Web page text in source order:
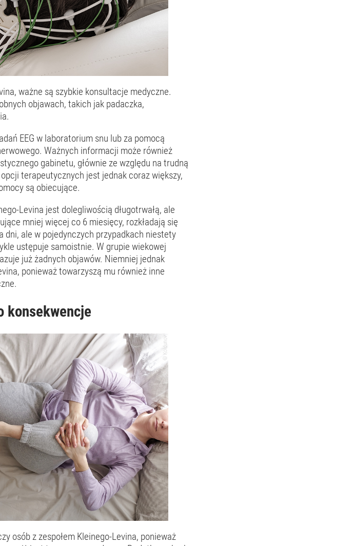
ważne są szybkie konsultacje medyczne.
objawach, takich jak padaczka,
EEG w laboratorium snu lub za pomocą
Ważnych informacji może również
gabinetu, głównie ze względu na trudną
terapeutycznych jest jednak coraz większy,
są obiecujące.
Levina jest dolegliwością długotrwałą, ale
mniej więcej co 6 miesięcy, rozkładają się
dni, ale w pojedynczych przypadkach niestety
ustępuje samoistnie. W grupie wiekowej
już żadnych objawów. Niemniej jednak
ponieważ towarzyszą mu również inne
konsekwencje
osób z zespołem Kleinego-Levina, ponieważ